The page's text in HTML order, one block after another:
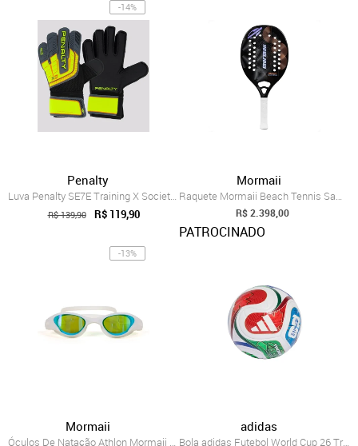
-14%
Penalty
Luva Penalty SE7E Training X Society Pre...
R$ 139,90 R$ 119,90
Mormaii
Raquete Mormaii Beach Tennis Samantha Ba...
R$ 2.398,00
PATROCINADO
-13%
Mormaii
Óculos De Natação Athlon Mormaii Branco
adidas
Bola adidas Futebol World Cup 26 Trionda...